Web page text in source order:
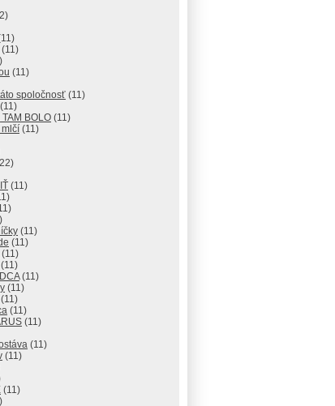
(11)
(11)
spoločnosť (11)
(11)
TAM BOLO (11)
mlčí (11)
(11)
(11)
(11)
(11)
(11)
(11)
(11)
(11)
(11)
(11)
(11)
(11)
(11)